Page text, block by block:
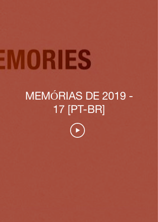
MEMÓRIAS DE 2019 -
17 [PT-BR]